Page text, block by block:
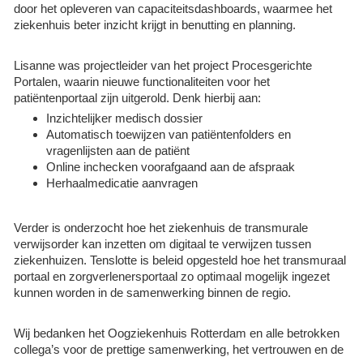
door het opleveren van capaciteitsdashboards, waarmee het
ziekenhuis beter inzicht krijgt in benutting en planning.
Lisanne was projectleider van het project Procesgerichte
Portalen, waarin nieuwe functionaliteiten voor het
patiëntenportaal zijn uitgerold. Denk hierbij aan:
Inzichtelijker medisch dossier
Automatisch toewijzen van patiëntenfolders en
vragenlijsten aan de patiënt
Online inchecken voorafgaand aan de afspraak
Herhaalmedicatie aanvragen
Verder is onderzocht hoe het ziekenhuis de transmurale
verwijsorder kan inzetten om digitaal te verwijzen tussen
ziekenhuizen. Tenslotte is beleid opgesteld hoe het transmuraal
portaal en zorgverlenersportaal zo optimaal mogelijk ingezet
kunnen worden in de samenwerking binnen de regio.
Wij bedanken het Oogziekenhuis Rotterdam en alle betrokken
collega’s voor de prettige samenwerking, het vertrouwen en de